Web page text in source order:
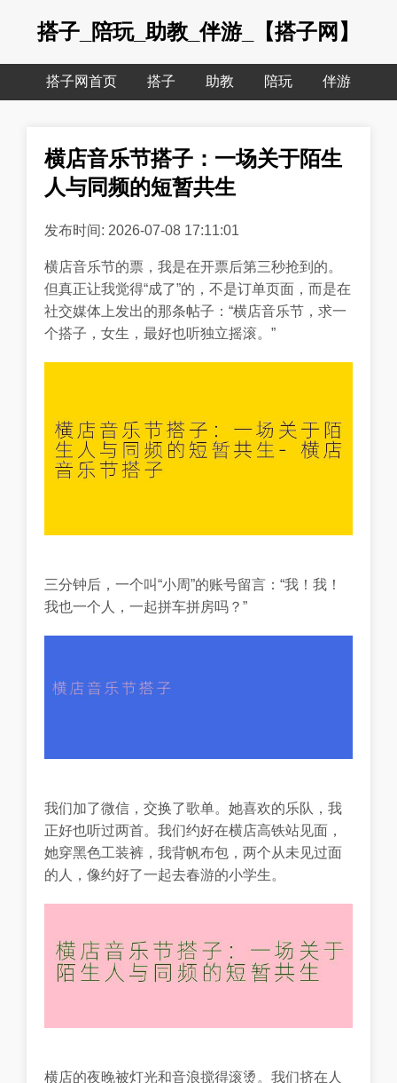
搭子_陪玩_助教_伴游_【搭子网】
搭子网首页 搭子 助教 陪玩 伴游
横店音乐节搭子：一场关于陌生
人与同频的短暂共生
发布时间: 2026-07-08 17:11:01
横店音乐节的票，我是在开票后第三秒抢到的。
但真正让我觉得“成了”的，不是订单页面，而是在
社交媒体上发出的那条帖子：“横店音乐节，求一
个搭子，女生，最好也听独立摇滚。”
三分钟后，一个叫“小周”的账号留言：“我！我！
我也一个人，一起拼车拼房吗？”
我们加了微信，交换了歌单。她喜欢的乐队，我
正好也听过两首。我们约好在横店高铁站见面，
她穿黑色工装裤，我背帆布包，两个从未见过面
的人，像约好了一起去春游的小学生。
横店的夜晚被灯光和音浪搅得滚烫。我们挤在人